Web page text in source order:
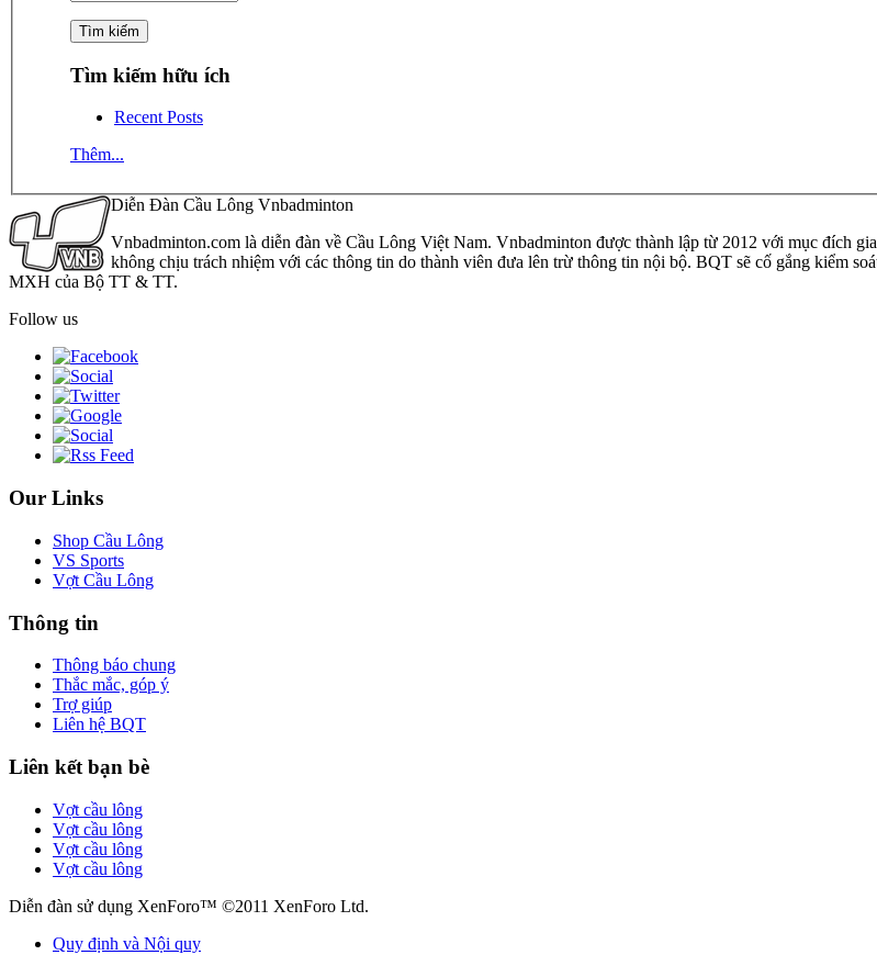
Tìm kiếm hữu ích
Recent Posts
Thêm...
Diễn Đàn Cầu Lông Vnbadminton
Vnbadminton.com là diễn đàn về Cầu Lông Việt Nam. Vnbadminton được thành lập từ 2012 với mục đích
không chịu trách nhiệm với các thông tin do thành viên đưa lên trừ thông tin nội bộ. BQT sẽ cố gắng kiểm
MXH của Bộ TT & TT.
Follow us
Our Links
Shop Cầu Lông
VS Sports
Vợt Cầu Lông
Thông tin
Thông báo chung
Thắc mắc, góp ý
Trợ giúp
Liên hệ BQT
Liên kết bạn bè
Vợt cầu lông
Vợt cầu lông
Vợt cầu lông
Vợt cầu lông
Diễn đàn sử dụng XenForo™ ©2011 XenForo Ltd.
Quy định và Nội quy